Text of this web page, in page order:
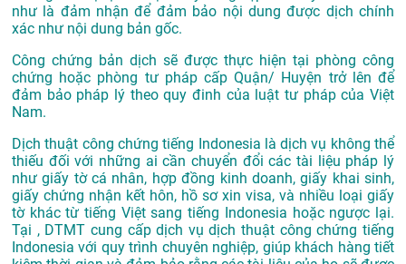
như là đảm nhận để đảm bảo nội dung được dịch chính
xác như nội dung bản gốc.
Công chứng bản dịch sẽ được thực hiện tại phòng công
chứng hoặc phòng tư pháp cấp Quận/ Huyện trở lên để
đảm bảo pháp lý theo quy đinh của luật tư pháp của Việt
Nam.
Dịch thuật công chứng tiếng Indonesia là dịch vụ không thể
thiếu đối với những ai cần chuyển đổi các tài liệu pháp lý
như giấy tờ cá nhân, hợp đồng kinh doanh, giấy khai sinh,
giấy chứng nhận kết hôn, hồ sơ xin visa, và nhiều loại giấy
tờ khác từ tiếng Việt sang tiếng Indonesia hoặc ngược lại.
Tại , DTMT cung cấp dịch vụ dịch thuật công chứng tiếng
Indonesia với quy trình chuyên nghiệp, giúp khách hàng tiết